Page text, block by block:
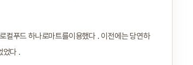
컬푸드 하나로마트를이용했다 . 이전에는 당연하
었다 .